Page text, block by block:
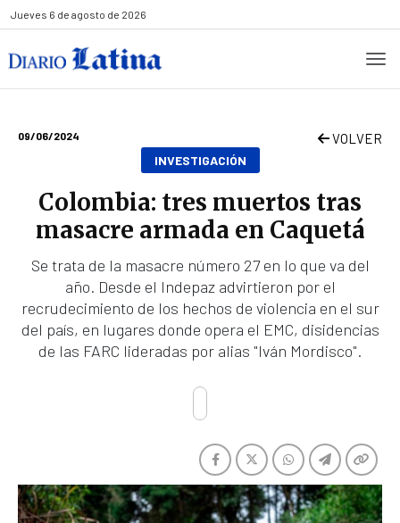
Jueves 6 de agosto de 2026
09/06/2024 VOLVER
INVESTIGACIÓN
Colombia: tres muertos tras
masacre armada en Caquetá
Se trata de la masacre número 27 en lo que va del
año. Desde el Indepaz advirtieron por el
recrudecimiento de los hechos de violencia en el sur
del país, en lugares donde opera el EMC, disidencias
de las FARC lideradas por alias "Iván Mordisco".